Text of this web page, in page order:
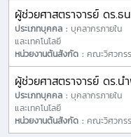
ผู้ช่วยศาสตราจารย์ ดร.
ประเภทบุคคล : บุคลากรภายใ
และเทคโนโลยี
หน่วยงานต้นสังกัด : คณะวิศวกร
ผู้ช่วยศาสตราจารย์ ดร.
ประเภทบุคคล : บุคลากรภายใ
และเทคโนโลยี
หน่วยงานต้นสังกัด : คณะวิศวกร